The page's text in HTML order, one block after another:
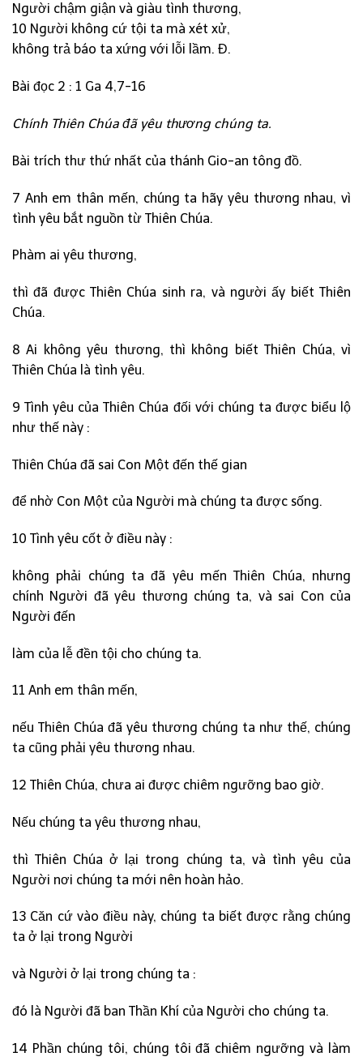
Người chậm giận và giàu tình thương,
10 Người không cứ tội ta mà xét xử,
không trả báo ta xứng với lỗi lầm. Đ.
Bài đọc 2 : 1 Ga 4,7-16
Chính Thiên Chúa đã yêu thương chúng ta.
Bài trích thư thứ nhất của thánh Gio-an tông đồ.
7 Anh em thân mến, chúng ta hãy yêu thương nhau, vì
tình yêu bắt nguồn từ Thiên Chúa.
Phàm ai yêu thương,
thì đã được Thiên Chúa sinh ra, và người ấy biết Thiên
Chúa.
8 Ai không yêu thương, thì không biết Thiên Chúa, vì
Thiên Chúa là tình yêu.
9 Tình yêu của Thiên Chúa đối với chúng ta được biểu lộ
như thế này :
Thiên Chúa đã sai Con Một đến thế gian
để nhờ Con Một của Người mà chúng ta được sống.
10 Tình yêu cốt ở điều này :
không phải chúng ta đã yêu mến Thiên Chúa, nhưng
chính Người đã yêu thương chúng ta, và sai Con của
Người đến
làm của lễ đền tội cho chúng ta.
11 Anh em thân mến,
nếu Thiên Chúa đã yêu thương chúng ta như thế, chúng
ta cũng phải yêu thương nhau.
12 Thiên Chúa, chưa ai được chiêm ngưỡng bao giờ.
Nếu chúng ta yêu thương nhau,
thì Thiên Chúa ở lại trong chúng ta, và tình yêu của
Người nơi chúng ta mới nên hoàn hảo.
13 Căn cứ vào điều này, chúng ta biết được rằng chúng
ta ở lại trong Người
và Người ở lại trong chúng ta :
đó là Người đã ban Thần Khí của Người cho chúng ta.
14 Phần chúng tôi, chúng tôi đã chiêm ngưỡng và làm